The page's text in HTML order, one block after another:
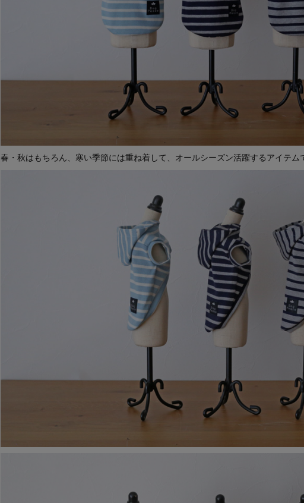
春・秋はもちろん、寒い季節には重ね着して、オールシーズン活躍するアイテム